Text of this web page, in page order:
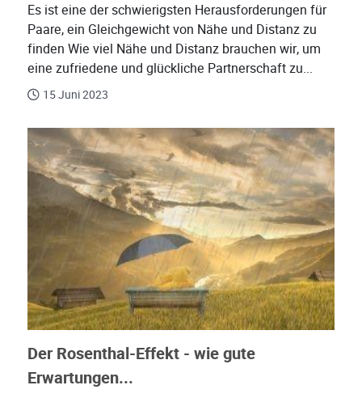
Es ist eine der schwierigsten Herausforderungen für
Paare, ein Gleichgewicht von Nähe und Distanz zu
finden Wie viel Nähe und Distanz brauchen wir, um
eine zufriedene und glückliche Partnerschaft zu...
15 Juni 2023
Der Rosenthal-Effekt - wie gute
Erwartungen...